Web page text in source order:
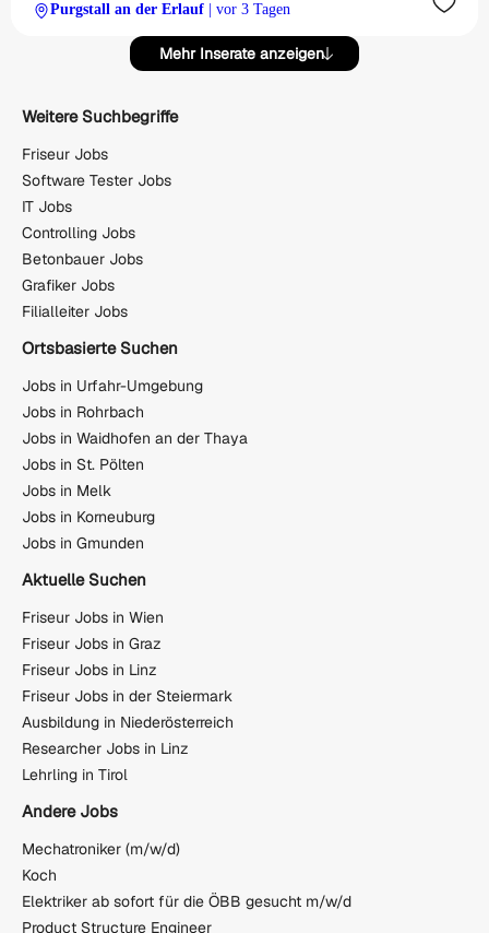
Purgstall an der Erlauf
| vor 3 Tagen
Mehr Inserate anzeigen
Weitere Suchbegriffe
Friseur Jobs
Software Tester Jobs
IT Jobs
Controlling Jobs
Betonbauer Jobs
Grafiker Jobs
Filialleiter Jobs
Ortsbasierte Suchen
Jobs in Urfahr-Umgebung
Jobs in Rohrbach
Jobs in Waidhofen an der Thaya
Jobs in St. Pölten
Jobs in Melk
Jobs in Korneuburg
Jobs in Gmunden
Aktuelle Suchen
Friseur Jobs in Wien
Friseur Jobs in Graz
Friseur Jobs in Linz
Friseur Jobs in der Steiermark
Ausbildung in Niederösterreich
Researcher Jobs in Linz
Lehrling in Tirol
Andere Jobs
Mechatroniker (m/w/d)
Koch
Elektriker ab sofort für die ÖBB gesucht m/w/d
Product Structure Engineer